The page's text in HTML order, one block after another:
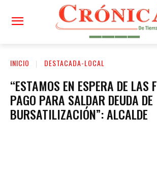
INICIO DESTACADA-LOCAL
“ESTAMOS EN ESPERA DE LAS
PAGO PARA SALDAR DEUDA DE
BURSATILIZACIÓN”: ALCALDE